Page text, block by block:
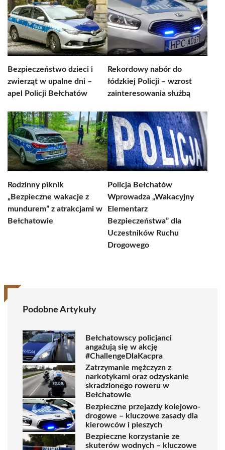
Bezpieczeństwo dzieci i
zwierząt w upalne dni –
apel Policji Bełchatów
Rekordowy nabór do
łódzkiej Policji – wzrost
zainteresowania służbą
Rodzinny piknik
„Bezpieczne wakacje z
mundurem” z atrakcjami w
Bełchatowie
Policja Bełchatów
Wprowadza „Wakacyjny
Elementarz
Bezpieczeństwa” dla
Uczestników Ruchu
Drogowego
Podobne Artykuły
Bełchatowscy policjanci
angażują się w akcję
#ChallengeDlaKacpra
Zatrzymanie mężczyzn z
narkotykami oraz odzyskanie
skradzionego roweru w
Bełchatowie
Bezpieczne przejazdy kolejowo-
drogowe – kluczowe zasady dla
kierowców i pieszych
Bezpieczne korzystanie ze
skuterów wodnych – kluczowe